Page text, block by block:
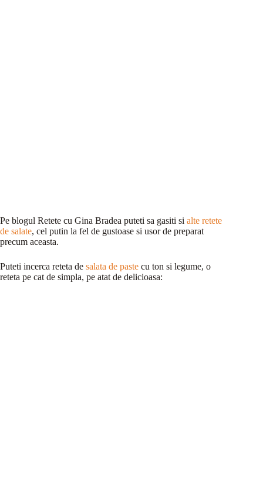
Pe blogul Retete cu Gina Bradea puteti sa gasiti si alte retete
de salate, cel putin la fel de gustoase si usor de preparat
precum aceasta.
Puteti incerca reteta de salata de paste cu ton si legume, o
reteta pe cat de simpla, pe atat de delicioasa: